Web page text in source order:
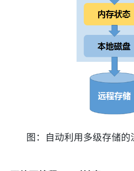
图：自动利用多级存储